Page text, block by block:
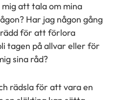
att tala om mina
Har jag någon gång
för att förlora
tagen på allvar eller för
sina råd?
rädsla för att vara en